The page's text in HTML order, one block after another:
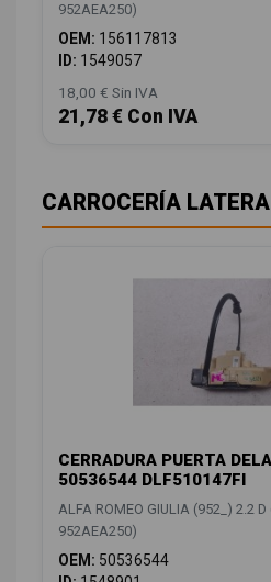
952AEA250)
OEM: 156117813
ID: 1549057
18,00 € Sin IVA
21,78 € Con IVA
CARROCERÍA
CERRADURA PUERTA
50536544 DLF510147FI
ALFA ROMEO GIULIA (952_) 2.2
952AEA250)
OEM: 50536544